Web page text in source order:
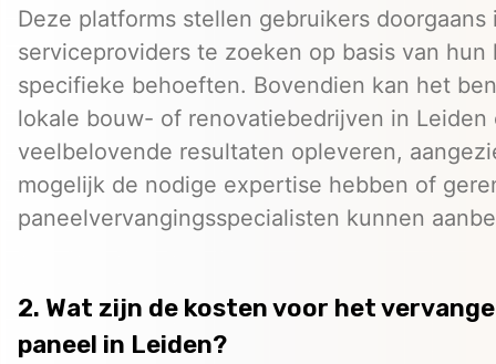
Deze platforms stellen gebruikers doorgaans
serviceproviders te zoeken op basis van hun
specifieke behoeften. Bovendien kan het
lokale bouw- of renovatiebedrijven in Leiden
veelbelovende resultaten opleveren,
mogelijk de nodige expertise hebben of
paneelvervangingsspecialisten kunnen
2. Wat zijn de kosten voor het
paneel in Leiden?